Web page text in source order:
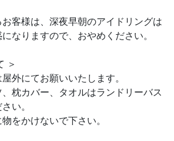
お客様は、深夜早朝のアイドリングは
なりますので、おやめください。
＞
外にてお願いいたします。
、枕カバー、タオルはランドリーバス
い。
をかけないで下さい。